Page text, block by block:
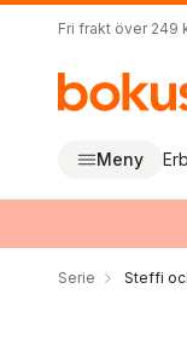
Fri frakt över 249
Meny
Serie Steffi